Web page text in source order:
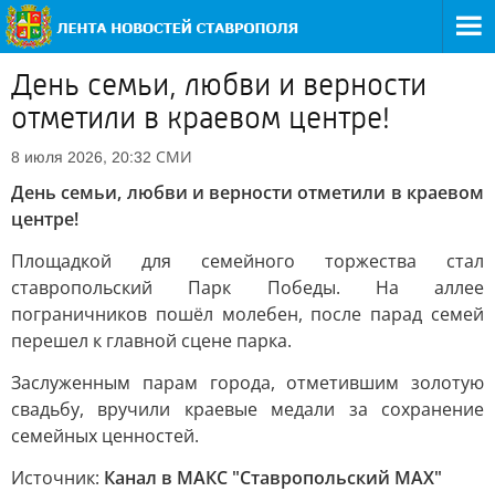
День семьи, любви и верности
отметили в краевом центре!
8 июля 2026, 20:32 СМИ
День семьи, любви и верности отметили в краевом
центре!
Площадкой для семейного торжества стал
ставропольский Парк Победы. На аллее
пограничников пошёл молебен, после парад семей
перешел к главной сцене парка.
Заслуженным парам города, отметившим золотую
свадьбу, вручили краевые медали за сохранение
семейных ценностей.
Источник: Канал в МАКС "Ставропольский MAX"